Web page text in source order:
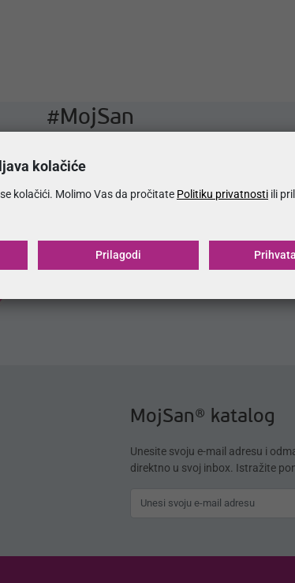
#MojSan
MojSan® katalog
Unesite svoju e-mail adresu i
direktno u svoj inbox. Istražite
kolačiće
kolačići. Molimo Vas da pročitate Politiku privatnosti ili
Prilagodi